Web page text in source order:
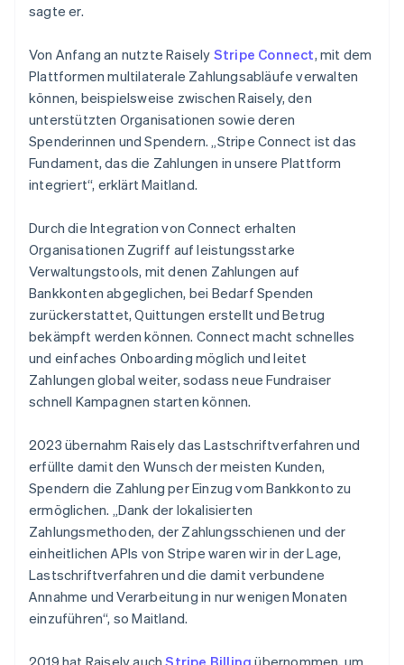
sagte er.
Von Anfang an nutzte Raisely Stripe Connect, mit dem
Plattformen multilaterale Zahlungsabläufe verwalten
können, beispielsweise zwischen Raisely, den
unterstützten Organisationen sowie deren
Spenderinnen und Spendern. „Stripe Connect ist das
Fundament, das die Zahlungen in unsere Plattform
integriert“, erklärt Maitland.
Durch die Integration von Connect erhalten
Organisationen Zugriff auf leistungsstarke
Verwaltungstools, mit denen Zahlungen auf
Bankkonten abgeglichen, bei Bedarf Spenden
zurückerstattet, Quittungen erstellt und Betrug
bekämpft werden können. Connect macht schnelles
und einfaches Onboarding möglich und leitet
Zahlungen global weiter, sodass neue Fundraiser
schnell Kampagnen starten können.
2023 übernahm Raisely das Lastschriftverfahren und
erfüllte damit den Wunsch der meisten Kunden,
Spendern die Zahlung per Einzug vom Bankkonto zu
ermöglichen. „Dank der lokalisierten
Zahlungsmethoden, der Zahlungsschienen und der
einheitlichen APIs von Stripe waren wir in der Lage,
Lastschriftverfahren und die damit verbundene
Annahme und Verarbeitung in nur wenigen Monaten
einzuführen“, so Maitland.
2019 hat Raisely auchStripe Billing übernommen, um